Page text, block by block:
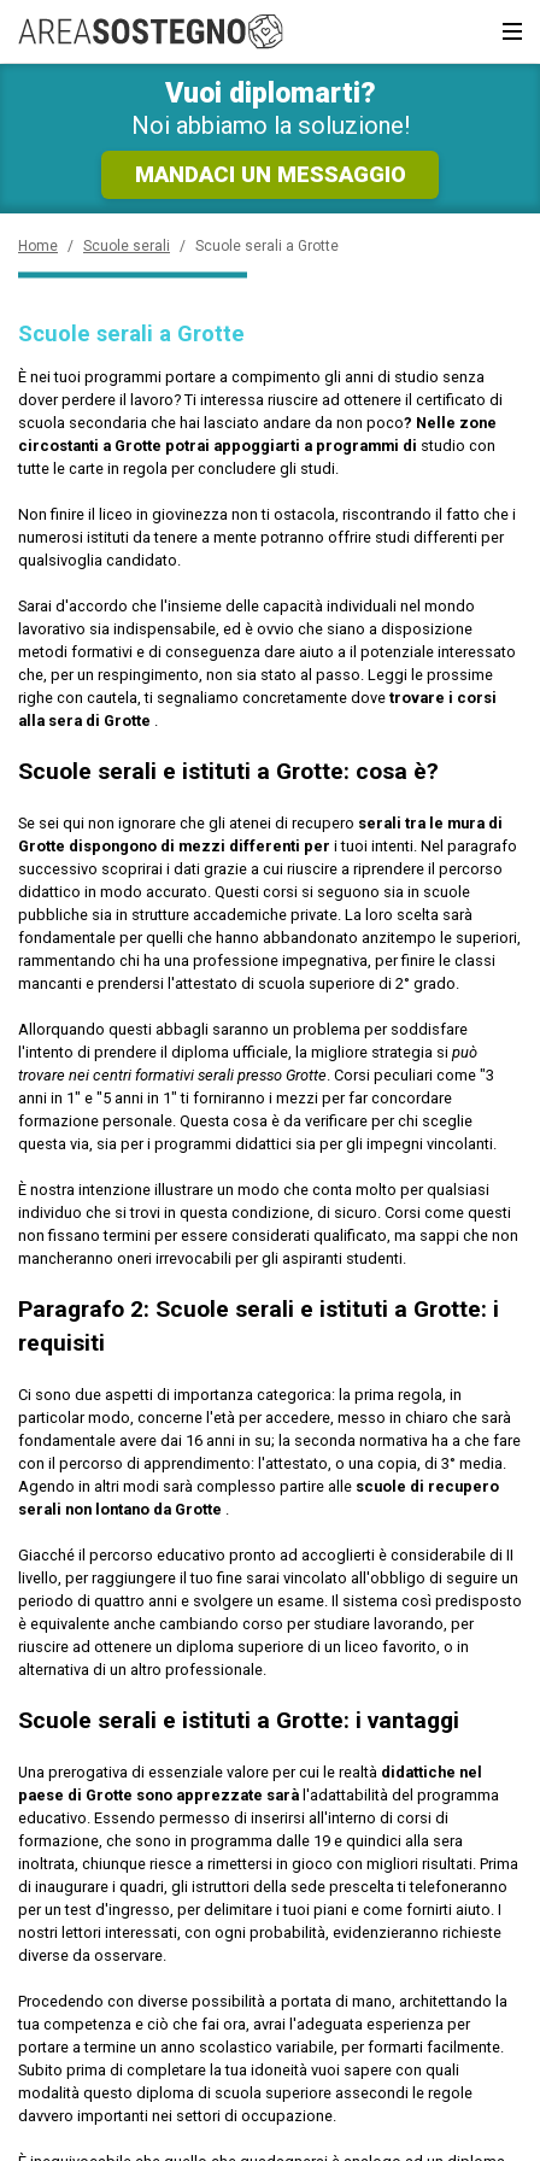
Recupero anni
Scuola privata
Scuole inglese
Scuole serali
CERCA
RICHIEDI SUBITO
INFORMAZIONI GRATUITE!
Sarai ricontattato al più presto
Vuoi diplomarti?
Noi abbiamo la soluzione!
MANDACI UN MESSAGGIO
Home / Scuole serali / Scuole serali a Grotte
Scuole serali a Grotte
È nei tuoi programmi portare a compimento gli anni di studio senza
dover perdere il lavoro? Ti interessa riuscire ad ottenere il certificato di
scuola secondaria che hai lasciato andare da non poco? Nelle zone
circostanti a Grotte potrai appoggiarti a programmi di studio con
tutte le carte in regola per concludere gli studi.
Non finire il liceo in giovinezza non ti ostacola, riscontrando il fatto che i
numerosi istituti da tenere a mente potranno offrire studi differenti per
qualsivoglia candidato.
Sarai d'accordo che l'insieme delle capacità individuali nel mondo
lavorativo sia indispensabile, ed è ovvio che siano a disposizione
metodi formativi e di conseguenza dare aiuto a il potenziale interessato
che, per un respingimento, non sia stato al passo. Leggi le prossime
righe con cautela, ti segnaliamo concretamente dove trovare i corsi
alla sera di Grotte
Scuole serali e istituti a Grotte: cosa è?
Se sei qui non ignorare che gli atenei di recupero serali tra le mura di
Grotte dispongono di mezzi differenti per i tuoi intenti. Nel paragrafo
successivo scoprirai i dati grazie a cui riuscire a riprendere il percorso
didattico in modo accurato. Questi corsi si seguono sia in scuole
pubbliche sia in strutture accademiche private. La loro scelta sarà
fondamentale per quelli che hanno abbandonato anzitempo le superiori,
rammentando chi ha una professione impegnativa, per finire le classi
mancanti e prendersi l'attestato di scuola superiore di 2° grado.
Allorquando questi abbagli saranno un problema per soddisfare
l'intento di prendere il diploma ufficiale, la migliore strategia si può
trovare nei centri formativi serali presso Grotte . Corsi peculiari come "3
anni in 1" e "5 anni in 1" ti forniranno i mezzi per far concordare
formazione personale. Questa cosa è da verificare per chi sceglie
questa via, sia per i programmi didattici sia per gli impegni vincolanti.
È nostra intenzione illustrare un modo che conta molto per qualsiasi
individuo che si trovi in questa condizione, di sicuro. Corsi come questi
non fissano termini per essere considerati qualificato, ma sappi che non
mancheranno oneri irrevocabili per gli aspiranti studenti.
Paragrafo 2: Scuole serali e istituti a Grotte: i
requisiti
Ci sono due aspetti di importanza categorica: la prima regola, in
particolar modo, concerne l'età per accedere, messo in chiaro che sarà
fondamentale avere dai 16 anni in su; la seconda normativa ha a che fare
con il percorso di apprendimento: l'attestato, o una copia, di 3° media.
Agendo in altri modi sarà complesso partire alle scuole di recupero
serali non lontano da Grotte
Giacché il percorso educativo pronto ad accoglierti è considerabile di II
livello, per raggiungere il tuo fine sarai vincolato all'obbligo di seguire un
periodo di quattro anni e svolgere un esame. Il sistema così predisposto
è equivalente anche cambiando corso per studiare lavorando, per
riuscire ad ottenere un diploma superiore di un liceo favorito, o in
alternativa di un altro professionale.
Scuole serali e istituti a Grotte: i vantaggi
Una prerogativa di essenziale valore per cui le realtà didattiche nel
paese di Grotte sono apprezzate sarà l'adattabilità del programma
educativo. Essendo permesso di inserirsi all'interno di corsi di
formazione, che sono in programma dalle 19 e quindici alla sera
inoltrata, chiunque riesce a rimettersi in gioco con migliori risultati. Prima
di inaugurare i quadri, gli istruttori della sede prescelta ti telefoneranno
per un test d'ingresso, per delimitare i tuoi piani e come fornirti aiuto. I
nostri lettori interessati, con ogni probabilità, evidenzieranno richieste
diverse da osservare.
Procedendo con diverse possibilità a portata di mano, architettando la
tua competenza e ciò che fai ora, avrai l'adeguata esperienza per
portare a termine un anno scolastico variabile, per formarti facilmente.
Subito prima di completare la tua idoneità vuoi sapere con quali
modalità questo diploma di scuola superiore assecondi le regole
davvero importanti nei settori di occupazione.